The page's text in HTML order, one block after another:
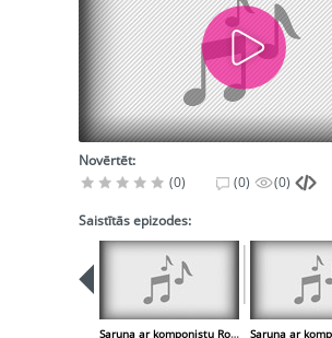
Novērtēt:
(0)
(0) (0)
Saistītās epizodes:
Saruna ar komponistu Rodionu Ščedrinu - 1. daļa - 1. rullis